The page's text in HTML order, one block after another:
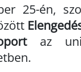
25-én,
az